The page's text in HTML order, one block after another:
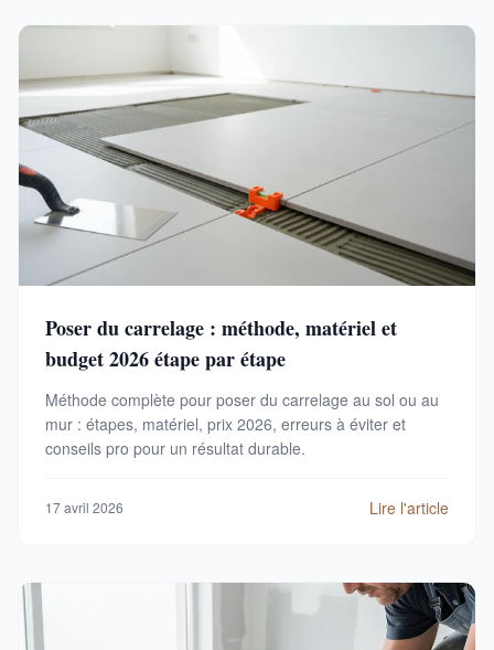
Poser du carrelage : méthode, matériel et
budget 2026 étape par étape
Méthode complète pour poser du carrelage au sol ou au
mur : étapes, matériel, prix 2026, erreurs à éviter et
conseils pro pour un résultat durable.
17 avril 2026 Lire l'article